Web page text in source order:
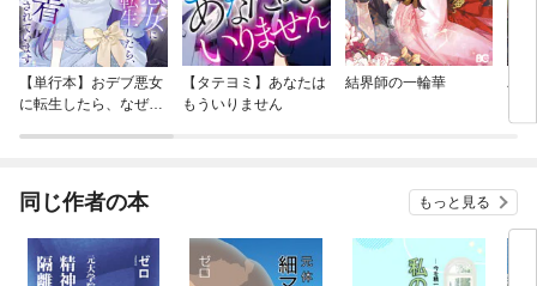
【単行本】おデブ悪女
に転生したら、なぜか
【タテヨミ】あなたは
もういりません
結界師の一輪華
バ
今
同じ作者の本 もっと見る